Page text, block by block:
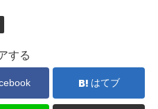
する
はてブ